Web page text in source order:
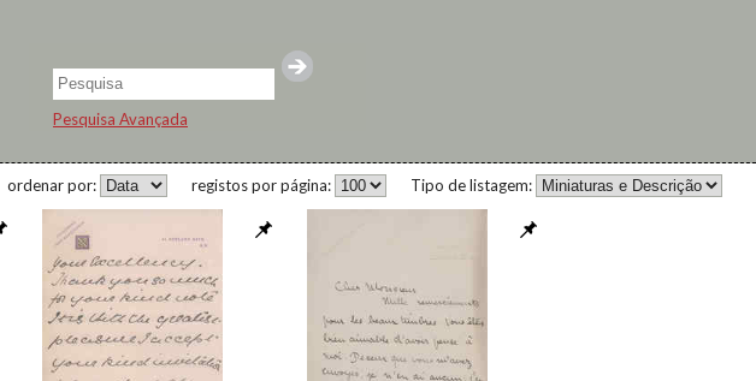
Pesquisa Avançada
Tipo de listagem:
registos por página:
ordenar por: